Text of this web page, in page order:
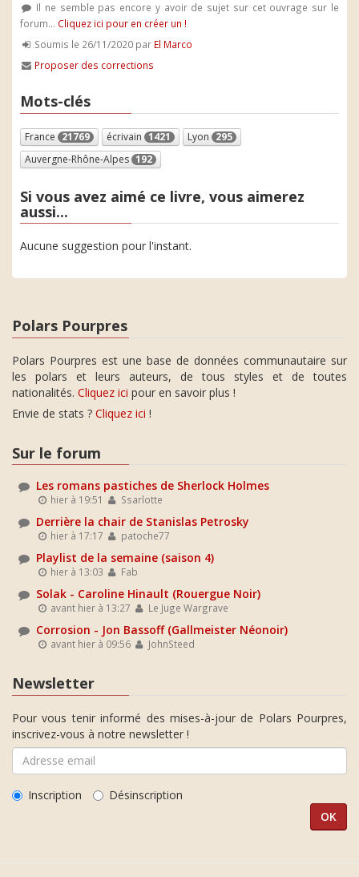
Il ne semble pas encore y avoir de sujet sur cet ouvrage sur le
forum... Cliquez ici pour en créer un !
Soumis le 26/11/2020 par El Marco
Proposer des corrections
Mots-clés
France 21769 écrivain 1421 Lyon 295
Auvergne-Rhône-Alpes 192
Si vous avez aimé ce livre, vous aimerez
aussi...
Aucune suggestion pour l'instant.
Polars Pourpres
Polars Pourpres est une base de données communautaire sur
les polars et leurs auteurs, de tous styles et de toutes
nationalités. Cliquez ici pour en savoir plus !
Envie de stats ? Cliquez ici !
Sur le forum
Les romans pastiches de Sherlock Holmes
hier à 19:51 Ssarlotte
Derrière la chair de Stanislas Petrosky
hier à 17:17 patoche77
Playlist de la semaine (saison 4)
hier à 13:03 Fab
Solak - Caroline Hinault (Rouergue Noir)
avant hier à 13:27 Le Juge Wargrave
Corrosion - Jon Bassoff (Gallmeister Néonoir)
avant hier à 09:56 JohnSteed
Newsletter
Pour vous tenir informé des mises-à-jour de Polars Pourpres,
inscrivez-vous à notre newsletter !
Inscription Désinscription